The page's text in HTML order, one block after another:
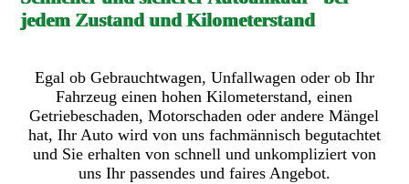
jedem Zustand und Kilometerstand
Egal ob Gebrauchtwagen, Unfallwagen oder ob Ihr
Fahrzeug einen hohen Kilometerstand, einen
Getriebeschaden, Motorschaden oder andere Mängel
hat, Ihr Auto wird von uns fachmännisch begutachtet
und Sie erhalten von schnell und unkompliziert von
uns Ihr passendes und faires Angebot.